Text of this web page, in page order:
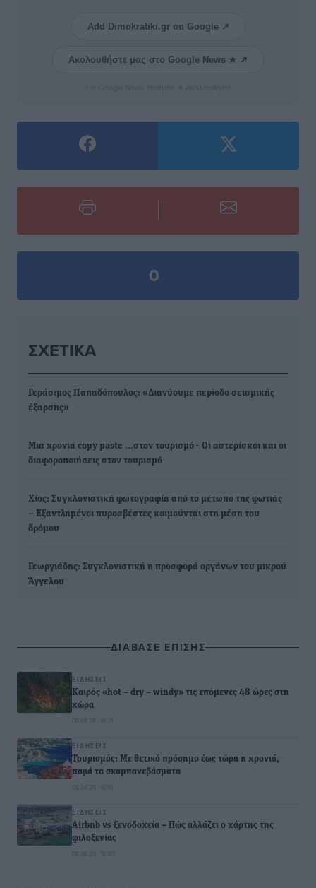
Add Dimokratiki.gr on Google ↗
Ακολουθήστε μας στο Google News ★ ↗
0
ΣΧΕΤΙΚΆ
Γεράσιμος Παπαδόπουλος: «Διανύουμε περίοδο σεισμικής
έξαρσης»
Μια χρονιά copy paste ...στον τουρισμό - Οι αστερίσκοι και οι
διαφοροποιήσεις στον τουρισμό
Χίος: Συγκλονιστική φωτογραφία από το μέτωπο της φωτιάς
– Εξαντλημένοι πυροσβέστες κοιμούνται στη μέση του
δρόμου
Γεωργιάδης: Συγκλονιστική η προσφορά οργάνων του μικρού
Άγγελου
ΔΙΑΒΑΣΕ ΕΠΙΣΗΣ
ΕΙΔΉΣΕΙΣ
Καιρός «hot – dry – windy» τις επόμενες 48 ώρες στη
χώρα
08.08.26 · 19:21
ΕΙΔΉΣΕΙΣ
Τουρισμός: Με θετικό πρόσημο έως τώρα η χρονιά,
παρά τα σκαμπανεβάσματα
08.08.26 · 18:41
ΕΙΔΉΣΕΙΣ
Airbnb vs ξενοδοχεία – Πώς αλλάζει ο χάρτης της
φιλοξενίας
08.08.26 · 18:30